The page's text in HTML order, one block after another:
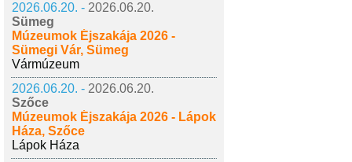
2026.06.20. - 2026.06.20.
Sümeg
Múzeumok Éjszakája 2026 -
Sümegi Vár, Sümeg
Vármúzeum
2026.06.20. - 2026.06.20.
Szőce
Múzeumok Éjszakája 2026 - Lápok
Háza, Szőce
Lápok Háza